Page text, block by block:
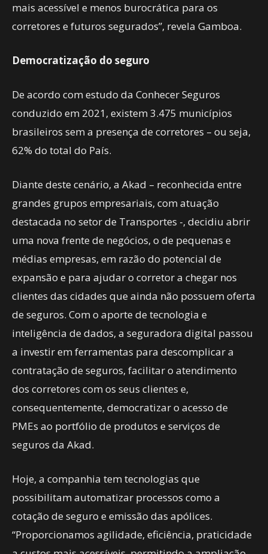
mais acessível e menos burocrática para os
corretores e futuros segurados”, revela Gamboa.
Democratização do seguro
De acordo com estudo da Conhecer Seguros
conduzido em 2021, existem 3.475 municípios
brasileiros sem a presença de corretores – ou seja,
62% do total do País.
Diante deste cenário, a Akad – reconhecida entre
grandes grupos empresariais, com atuação
destacada no setor de Transportes -, decidiu abrir
uma nova frente de negócios, o de pequenas e
médias empresas, em razão do potencial de
expansão e para ajudar o corretor a chegar nos
clientes das cidades que ainda não possuem oferta
de seguros. Com o aporte de tecnologia e
inteligência de dados, a seguradora digital passou
a investir em ferramentas para descomplicar a
contratação de seguros, facilitar o atendimento
dos corretores com os seus clientes e,
consequentemente, democratizar o acesso de
PMEs ao portfólio de produtos e serviços de
seguros da Akad.
Hoje, a companhia tem tecnologias que
possibilitam automatizar processos como a
cotação de seguro e emissão das apólices.
“Proporcionamos agilidade, eficiência, praticidade